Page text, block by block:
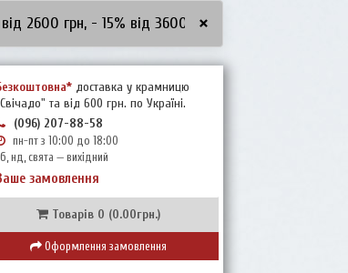
грн, - 15% від 3600 грн, - 20% від 5000 грн
×
доставка у крамницю
та від 600 грн. по Україні.
(096) 207-88-58
пн-пт з 10:00 до 18:00
нд, свята — вихідний
замовлення
Товарів 0 (0.00грн.)
Оформлення замовлення